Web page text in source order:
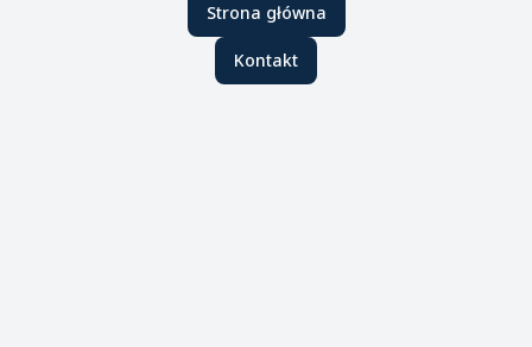
Strona główna
Kontakt